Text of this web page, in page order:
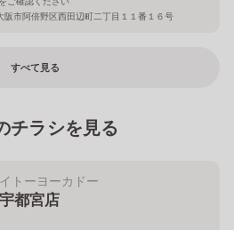
阪市阿倍野区西田辺町二丁目１１番１６号
すべて見る
チラシを見る
イトーヨーカドー
宇都宮店